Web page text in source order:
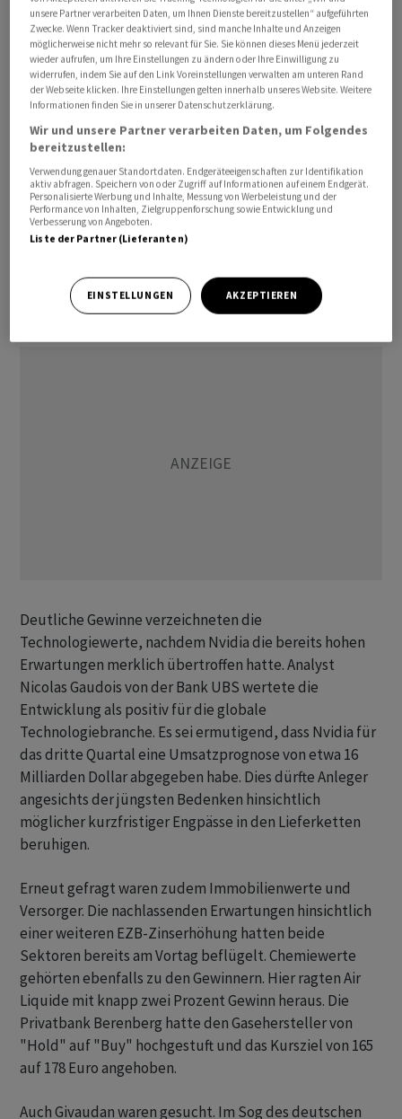
Andreas Lipkow. "Die Ergebnisse von Nvidia lassen sich
nicht ohne Weiteres auf die gesamte
Konjunkturentwicklung übertragen und es hatte sich
zuletzt die ein oder andere konjunkturelle Bremsspur
abgezeichnet."
Das Notenbanker-Treffen in Jackson Hole zieht zudem
die Aufmerksamkeit auf sich, auch wenn "die wichtige
Rede des Fed-Chefs Powell erst morgen" ansteht, wie
Kapitalmarktstratege Jürgen Molnar vom Broker Robo
Markts anmerkte. "Dennoch wird es interessant sein zu
Wirtschaft einschätzen und welche Zinsschritte sie in
Zukunft für notwendig halten."
Deutliche Gewinne verzeichneten die
Technologiewerte, nachdem Nvidia die bereits hohen
Erwartungen merklich übertroffen hatte. Analyst
Nicolas Gaudois von der Bank UBS wertete die
Entwicklung als positiv für die globale
Technologiebranche. Es sei ermutigend, dass Nvidia für
das dritte Quartal eine Umsatzprognose von etwa 16
Milliarden Dollar abgegeben habe. Dies dürfte Anleger
angesichts der jüngsten Bedenken hinsichtlich
möglicher kurzfristiger Engpässe in den Lieferketten
beruhigen.
Erneut gefragt waren zudem Immobilienwerte und
Versorger. Die nachlassenden Erwartungen hinsichtlich
einer weiteren EZB-Zinserhöhung hatten beide
Sektoren bereits am Vortag beflügelt. Chemiewerte
gehörten ebenfalls zu den Gewinnern. Hier ragten Air
Liquide mit knapp zwei Prozent Gewinn heraus. Die
Privatbank Berenberg hatte den Gasehersteller von
"Hold" auf "Buy" hochgestuft und das Kursziel von 165
auf 178 Euro angehoben.
Auch Givaudan waren gesucht. Im Sog des deutschen
unsere Partner verarbeiten Daten, um Ihnen Dienste bereitzustellen“ aufgeführten
Zwecke. Wenn Tracker deaktiviert sind, sind manche Inhalte und Anzeigen
möglicherweise nicht mehr so relevant für Sie. Sie können dieses Menü jederzeit
wieder aufrufen, um Ihre Einstellungen zu ändern oder Ihre Einwilligung zu
widerrufen, indem Sie auf den Link Voreinstellungen verwalten am unteren Rand
der Webseite klicken. Ihre Einstellungen gelten innerhalb unseres Website. Weitere
Informationen finden Sie in unserer Datenschutzerklärung.
Wir und unsere Partner verarbeiten Daten, um Folgendes
bereitzustellen:
Verwendung genauer Standortdaten. Endgeräteeigenschaften zur Identifikation
aktiv abfragen. Speichern von oder Zugriff auf Informationen auf einem Endgerät.
Personalisierte Werbung und Inhalte, Messung von Werbeleistung und der
Performance von Inhalten, Zielgruppenforschung sowie Entwicklung und
Verbesserung von Angeboten.
Liste der Partner (Lieferanten)
EINSTELLUNGEN AKZEPTIEREN